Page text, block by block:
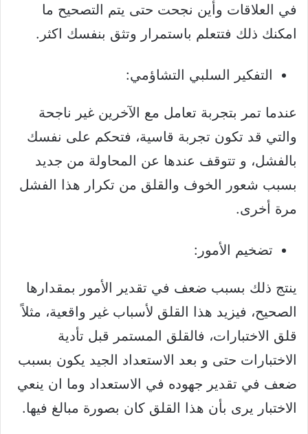
في العلاقات وأين نجحت حتى يتم التصحيح ما
امكنك ذلك فتتعلم باستمرار وتثق بنفسك اكثر.
التفكير السلبي التشاؤمي:
عندما تمر بتجربة تعامل مع الآخرين غير ناجحة
والتي قد تكون تجربة قاسية، فتحكم على نفسك
بالفشل، و تتوقف عندها عن المحاولة من جديد
بسبب شعور الخوف والقلق من تكرار هذا الفشل
مرة أخرى.
تضخيم الأمور:
ينتج ذلك بسبب ضعف في تقدير الأمور بمقدارها
الصحيح، فيزيد هذا القلق لأسباب غير واقعية، مثلاً
قلق الاختبارات، فالقلق المستمر قبل تأدية
الاختبارات حتى و بعد الاستعداد الجيد يكون بسبب
ضعف في تقدير جهوده في الاستعداد وما ان ينعي
الاختبار يرى بأن هذا القلق كان بصورة مبالغ فيها.